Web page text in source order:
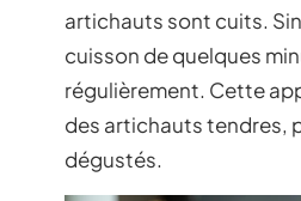
artichauts sont cuits.
cuisson de quelques
régulièrement. Cette
des artichauts tendres,
dégustés.